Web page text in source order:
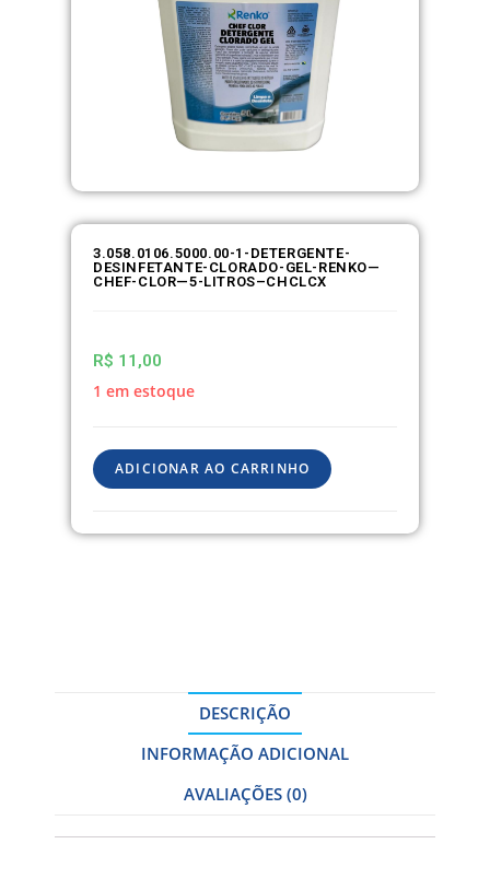
3.058.0106.5000.00-1-DETERGENTE-
DESINFETANTE-CLORADO-GEL-RENKO—
CHEF-CLOR—5-LITROS–CHCLCX
R$ 11,00
1 em estoque
ADICIONAR AO CARRINHO
DESCRIÇÃO
INFORMAÇÃO ADICIONAL
AVALIAÇÕES (0)